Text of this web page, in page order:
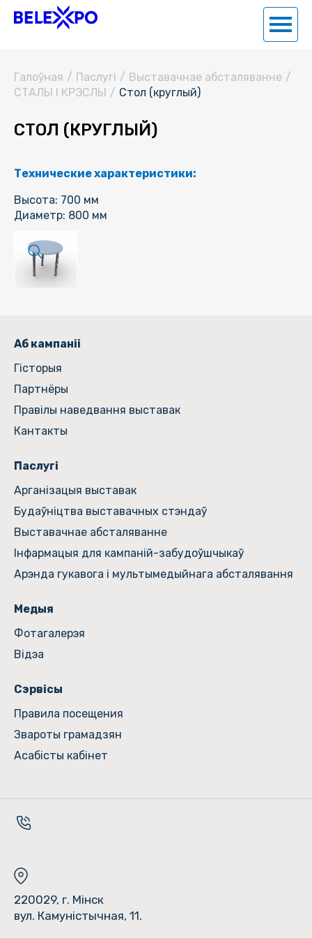
Галоўная / Паслугi / Выставачнае абсталяванне /
СТАЛЫ І КРЭСЛЫ / Стол (круглый)
СТОЛ (КРУГЛЫЙ)
Технические характеристики:
Высота: 700 мм
Диаметр: 800 мм
Аб кампаніі
Гiсторыя
Партнёры
Правілы наведвання выставак
Кантакты
Паслугі
Арганізацыя выставак
Будаўніцтва выставачных стэндаў
Выставачнае абсталяванне
Інфармацыя для кампаній-забудоўшчыкаў
Арэнда гукавога і мультымедыйнага абсталявання
Медыя
Фотагалерэя
Відэа
Сэрвісы
Правила посещения
Звароты грамадзян
Асабісты кабінет
220029, г. Мінск
вул. Камуністычная, 11.